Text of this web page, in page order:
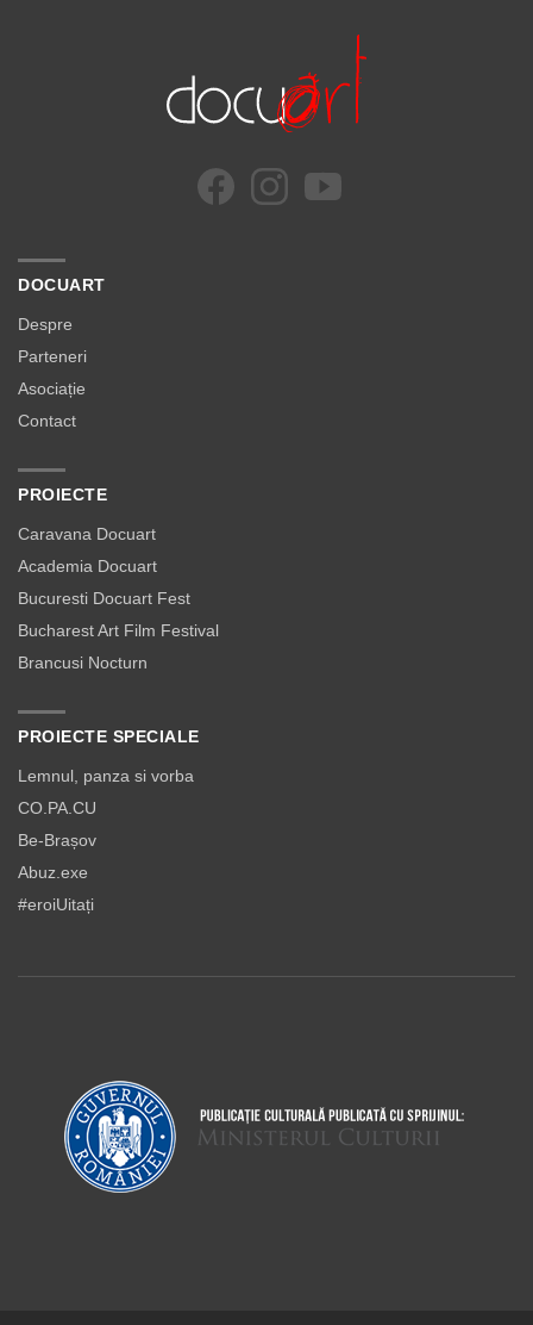
DOCUART
Despre
Parteneri
Asociație
Contact
PROIECTE
Caravana Docuart
Academia Docuart
Bucuresti Docuart Fest
Bucharest Art Film Festival
Brancusi Nocturn
PROIECTE SPECIALE
Lemnul, panza si vorba
CO.PA.CU
Be-Brașov
Abuz.exe
#eroiUitați